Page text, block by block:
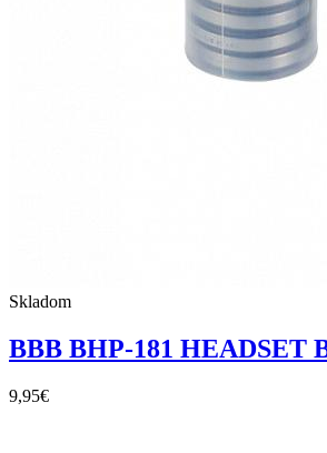
Skladom
BBB BHP-181 HEADSET
9,95€